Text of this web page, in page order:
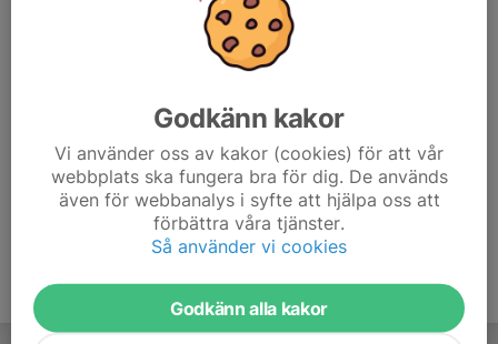
Oktober månads styrelsemöte. Kallelse kommer via
Godkänn kakor
Vi använder oss av kakor (cookies) för att vår
webbplats ska fungera bra för dig. De används
även för webbanalys i syfte att hjälpa oss att
förbättra våra tjänster.
Så använder vi cookies
Godkänn alla kakor